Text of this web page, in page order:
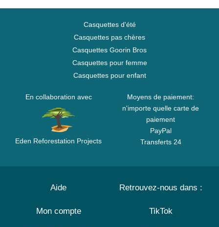
Casquettes d'été
Casquettes pas chères
Casquettes Goorin Bros
Casquettes pour femme
Casquettes pour enfant
En collaboration avec
Eden Reforestation Projects
Moyens de paiement:
n'importe quelle carte de
paiement
PayPal
Transferts 24
Aide
Mon compte
Retrouvez-nous dans :
TikTok